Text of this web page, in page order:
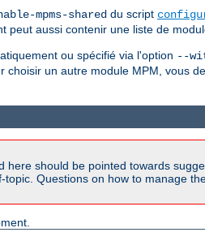
mpms-shared du script
aussi contenir une liste de
ou spécifié via l'option --
un autre module MPM, vous
here should be pointed towards
Questions on how to manage